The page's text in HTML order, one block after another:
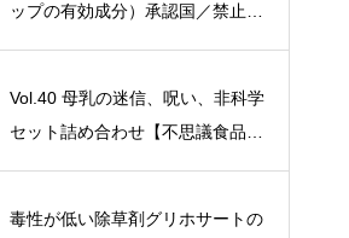
ップの有効成分）承認国／禁止国
一覧
Vol.40 母乳の迷信、呪い、非科学
セット詰め合わせ【不思議食品・
観察記】
毒性が低い除草剤グリホサートの